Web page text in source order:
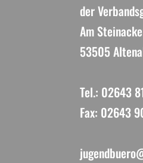
der
Am
53505
Tel.: 02643
Fax: 02643